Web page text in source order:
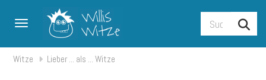
Toggle navigation
Witze Lieber ... als ... Witze